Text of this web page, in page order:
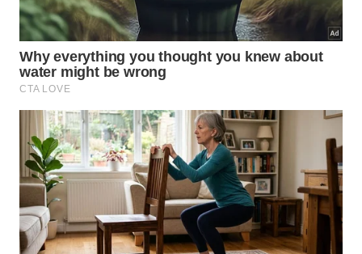
Pesquisas subsequentes na Universidade Estadual
de Ohio descobriram que o aumento do consumo
do suco estava associado a níveis mais baixos de
antígeno prostático específico em alguns homens
com câncer de próstata. Outros estudos também